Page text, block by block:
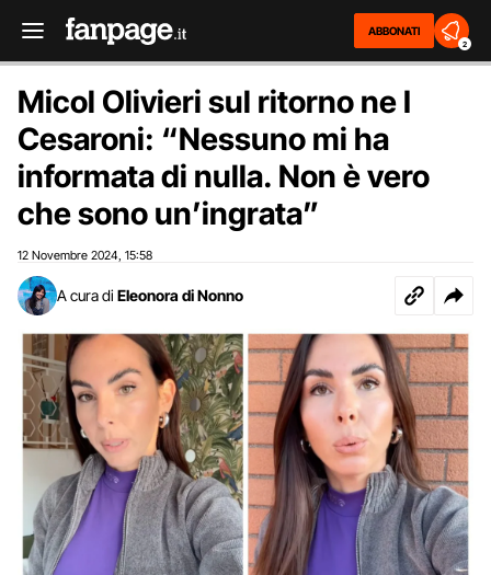
ABBONATI
2
Micol Olivieri sul ritorno ne I
Cesaroni: “Nessuno mi ha
informata di nulla. Non è vero
che sono un’ingrata”
12 Novembre 2024 15:58
A cura di Eleonora di Nonno